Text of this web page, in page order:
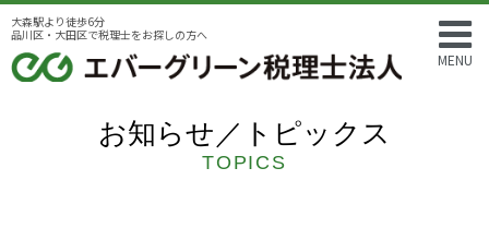
MENU
大森駅より徒歩6分
品川区・大田区で税理士をお探しの方へ
お知らせ／トピックス
TOPICS